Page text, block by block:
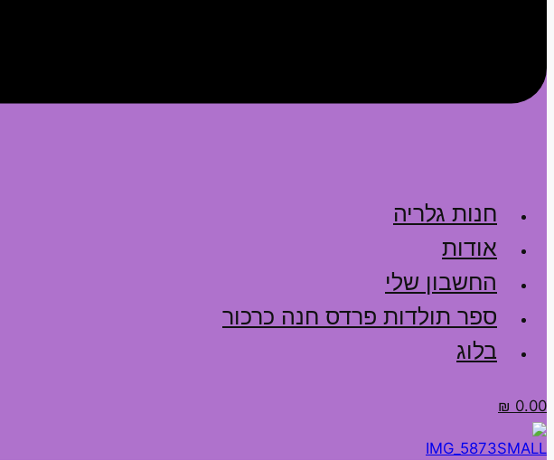
חנות גלריה
אודות
החשבון שלי
ספר תולדות פרדס חנה כרכור
בלוג
0.00
₪